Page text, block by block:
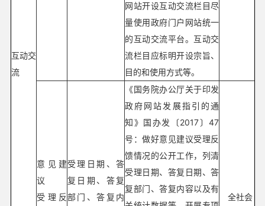
互动交
流
网站开设互动交流栏目尽
量使用政府门户网站统一
的互动交流平台。互动交
流栏目应标明开设宗旨、
目的和使用方式等。
意见建
议
受理反
受理日期、答
复日期、答复
部门、答复内
《国务院办公厅关于印发
政府网站发展指引的通
知》国办发〔2017〕47
号：做好意见建议受理反
馈情况的公开工作，列清
受理日期、答复日期、答
复部门、答复内容以及有
全社会